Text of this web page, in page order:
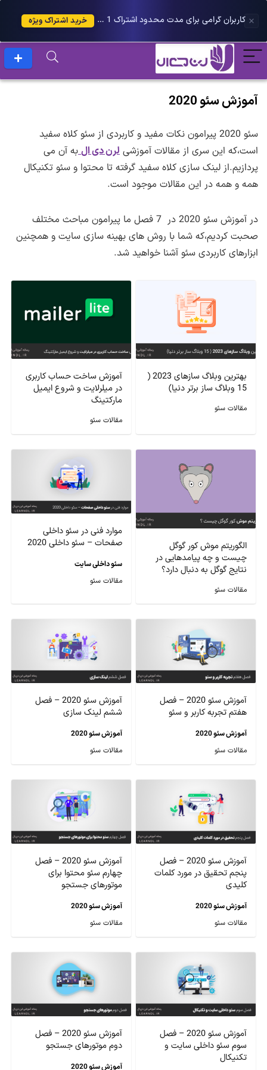
کاربران گرامی برای مدت محدود اشتراک 1 ساله پلاس را می توانید با 25 درصد تخفیف دریافت کنید. خرید اشتراک ویژه
آموزش سئو 2020
سئو 2020 پیرامون نکات مفید و کاربردی از سئو کلاه سفید
است،که این سری از مقالات آموزشی لرن دی ال به آن می
پردازیم.از لینک سازی کلاه سفید گرفته تا محتوا و سئو تکنیکال
همه و همه در این مقالات موجود است.
در آموزش سئو 2020 در 7 فصل ما پیرامون مباحث مختلف
صحبت کردیم،که شما با روش های بهینه سازی سایت و همچنین
ابزارهای کاربردی سئو آشنا خواهید شد.
بهترین وبلاگ سازهای 2023 (
15 وبلاگ ساز برتر دنیا)
مقالات سئو
آموزش ساخت حساب کاربری
در میلرلایت و شروع ایمیل
مارکتینگ
مقالات سئو
الگوریتم موش کور گوگل
چیست و چه پیامدهایی در
نتایج گوگل به دنبال دارد؟
مقالات سئو
موارد فنی در سئو داخلی
صفحات – سئو داخلی 2020
سئو داخلی سایت
مقالات سئو
آموزش سئو 2020 – فصل
هفتم تجربه کاربر و سئو
آموزش سئو 2020
مقالات سئو
آموزش سئو 2020 – فصل
ششم لینک سازی
آموزش سئو 2020
مقالات سئو
آموزش سئو 2020 – فصل
پنجم تحقیق در مورد کلمات
کلیدی
آموزش سئو 2020
مقالات سئو
آموزش سئو 2020 – فصل
چهارم سئو محتوا برای
موتورهای جستجو
آموزش سئو 2020
مقالات سئو
آموزش سئو 2020 – فصل
سوم سئو داخلی سایت و
تکنیکال
آموزش سئو 2020 – فصل
دوم موتورهای جستجو
آموزش سئو 2020